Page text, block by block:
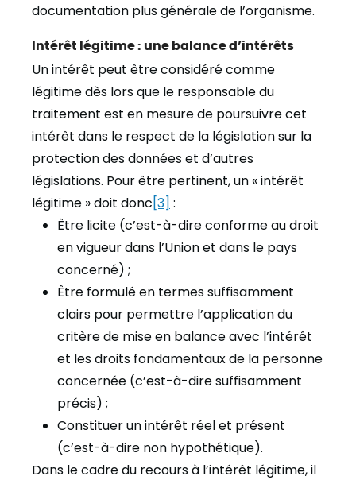
documentation plus générale de l’organisme.
Intérêt légitime : une balance d’intérêts
Un intérêt peut être considéré comme
légitime dès lors que le responsable du
traitement est en mesure de poursuivre cet
intérêt dans le respect de la législation sur la
protection des données et d’autres
législations. Pour être pertinent, un « intérêt
légitime » doit donc[3] :
Être licite (c’est-à-dire conforme au droit
en vigueur dans l’Union et dans le pays
concerné) ;
Être formulé en termes suffisamment
clairs pour permettre l’application du
critère de mise en balance avec l’intérêt
et les droits fondamentaux de la personne
concernée (c’est-à-dire suffisamment
précis) ;
Constituer un intérêt réel et présent
(c’est-à-dire non hypothétique).
Dans le cadre du recours à l’intérêt légitime, il